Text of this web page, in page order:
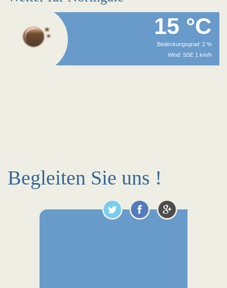
15 °C
Bedeckungsgrad: 2 %
Wind: SSE 1 km/h
Begleiten Sie uns !